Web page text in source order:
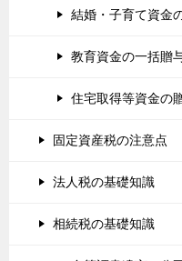
結婚・子育て資金
教育資金の一括贈
住宅取得等資金の
固定資産税の注意点
法人税の基礎知識
相続税の基礎知識